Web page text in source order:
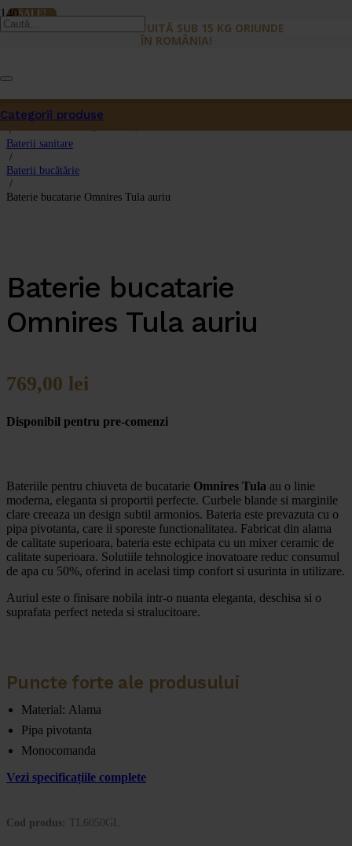
LIVRARE GRATUITĂ SUB 15 KG ORIUNDE
ÎN ROMÂNIA!
Produsa fost adăugat în coș.
Categorii produse
Prima pagină
/
Baterii sanitare
/
Baterii bucătărie
/
Baterie bucatarie Omnires Tula auriu
Baterie bucatarie
Omnires Tula auriu
769,00 lei
Disponibil pentru pre-comenzi
Bateriile pentru chiuveta de bucatarie Omnires Tula au o linie
moderna, eleganta si proportii perfecte. Curbele blande si marginile
clare creeaza un design subtil armonios. Bateria este prevazuta cu o
pipa pivotanta, care ii sporeste functionalitatea. Fabricat din alama
de calitate superioara, bateria este echipata cu un mixer ceramic de
calitate superioara. Solutiile tehnologice inovatoare reduc consumul
de apa cu 50%, oferind in acelasi timp confort si usurinta in utilizare.
Auriul este o finisare nobila intr-o nuanta eleganta, deschisa si o
suprafata perfect neteda si stralucitoare.
Puncte forte ale produsului
Material: Alama
Pipa pivotanta
Monocomanda
Vezi specificațiile complete
Cod produs: TL6050GL
SALE!
SALE!